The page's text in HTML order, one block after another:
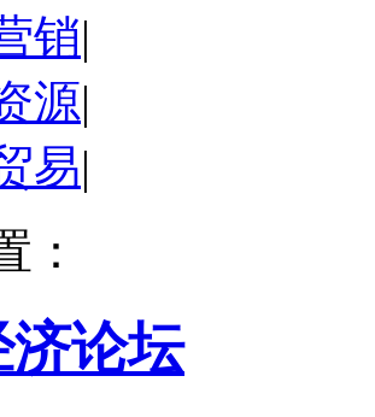
销|
源|
易|
：
济论坛